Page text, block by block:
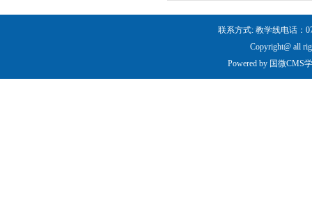
联系方式: 教学线电话：
Copyright@ all
Powered by 国微CMS